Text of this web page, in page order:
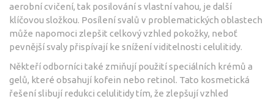
aerobní cvičení, tak posilování s vlastní vahou, je další
klíčovou složkou. Posílení svalů v problematických oblastech
může napomoci zlepšit celkový vzhled pokožky, neboť
pevnější svaly přispívají ke snížení viditelnosti celulitidy.
Někteří odborníci také zmiňují použití speciálních krémů a
gelů, které obsahují kofein nebo retinol. Tato kosmetická
řešení slibují redukci celulitidy tím, že zlepšují vzhled